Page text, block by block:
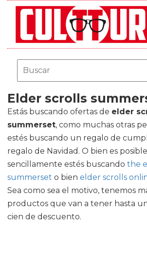
Elder scrolls
Estás buscando ofertas de elder
summerset, como muchas otras
estés buscando un regalo de
regalo de Navidad. O bien es
sencillamente estés buscando the
summerset o bien elder scrolls
Sea como sea el motivo, tenemos
productos que van a tener hasta
cien de descuento.